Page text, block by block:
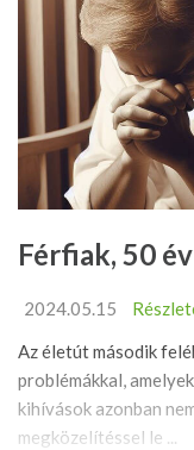
Férfiak, 50
2024.05.15
Az életút második
problémákkal,
kihívások azonban
megközelítéssel le ...